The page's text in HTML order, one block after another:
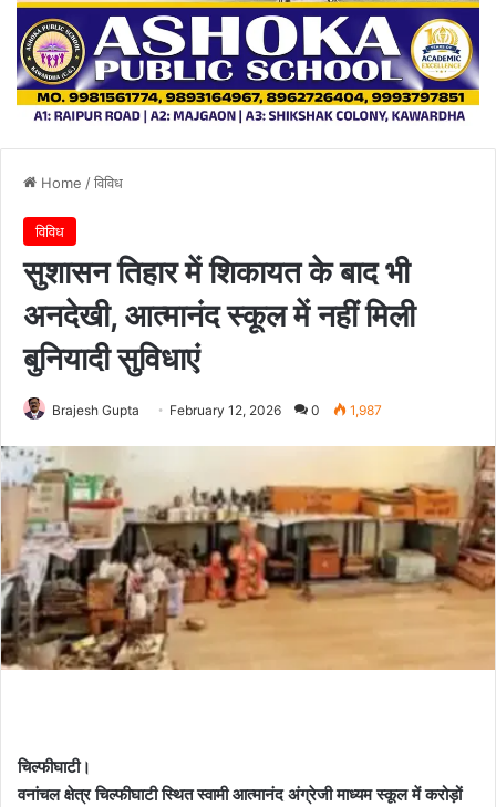
Home /विविध
विविध
सुशासन तिहार में शिकायत के बाद भी
अनदेखी, आत्मानंद स्कूल में नहीं मिली
बुनियादी सुविधाएं
Brajesh Gupta February 12, 2026 0 1,987
चिल्फीघाटी।
वनांचल क्षेत्र चिल्फीघाटी स्थित स्वामी आत्मानंद अंग्रेजी माध्यम स्कूल में करोड़ों